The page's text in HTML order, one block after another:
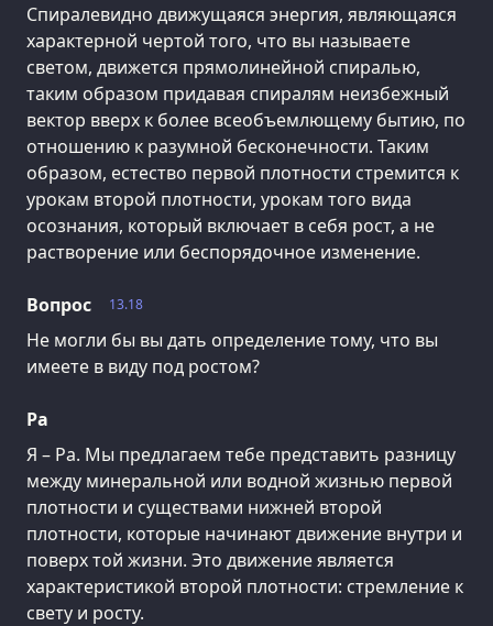
Спиралевидно движущаяся энергия, являющаяся
характерной чертой того, что вы называете
светом, движется прямолинейной спиралью,
таким образом придавая спиралям неизбежный
вектор вверх к более всеобъемлющему бытию, по
отношению к разумной бесконечности. Таким
образом, естество первой плотности стремится к
урокам второй плотности, урокам того вида
осознания, который включает в себя рост, а не
растворение или беспорядочное изменение.
13.18
Вопрос
Не могли бы вы дать определение тому, что вы
имеете в виду под ростом?
Ра
Я – Ра. Мы предлагаем тебе представить разницу
между минеральной или водной жизнью первой
плотности и существами нижней второй
плотности, которые начинают движение внутри и
поверх той жизни. Это движение является
характеристикой второй плотности: стремление к
свету и росту.